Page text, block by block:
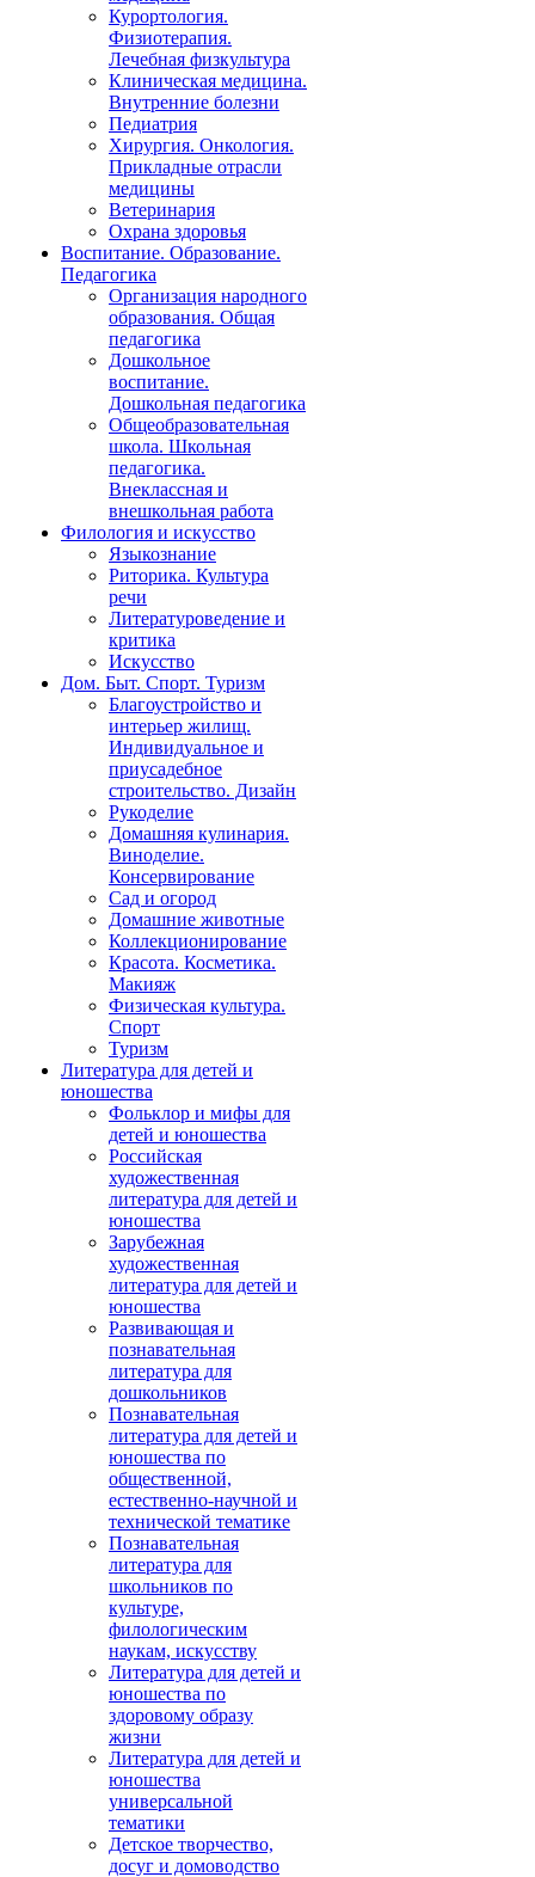
Курортология.
Физиотерапия.
Лечебная физкультура
Клиническая медицина.
Внутренние болезни
Педиатрия
Хирургия. Онкология.
Прикладные отрасли
медицины
Ветеринария
Охрана здоровья
Воспитание. Образование.
Педагогика
Организация народного
образования. Общая
педагогика
Дошкольное
воспитание.
Дошкольная педагогика
Общеобразовательная
школа. Школьная
педагогика.
Внеклассная и
внешкольная работа
Филология и искусство
Языкознание
Риторика. Культура
речи
Литературоведение и
критика
Искусство
Дом. Быт. Спорт. Туризм
Благоустройство и
интерьер жилищ.
Индивидуальное и
приусадебное
строительство. Дизайн
Рукоделие
Домашняя кулинария.
Виноделие.
Консервирование
Сад и огород
Домашние животные
Коллекционирование
Красота. Косметика.
Макияж
Физическая культура.
Спорт
Туризм
Литература для детей и
юношества
Фольклор и мифы для
детей и юношества
Российская
художественная
литература для детей и
юношества
Зарубежная
художественная
литература для детей и
юношества
Развивающая и
познавательная
литература для
дошкольников
Познавательная
литература для детей и
юношества по
общественной,
естественно-научной и
технической тематике
Познавательная
литература для
школьников по
культуре,
филологическим
наукам, искусству
Литература для детей и
юношества по
здоровому образу
жизни
Литература для детей и
юношества
универсальной
тематики
Детское творчество,
досуг и домоводство